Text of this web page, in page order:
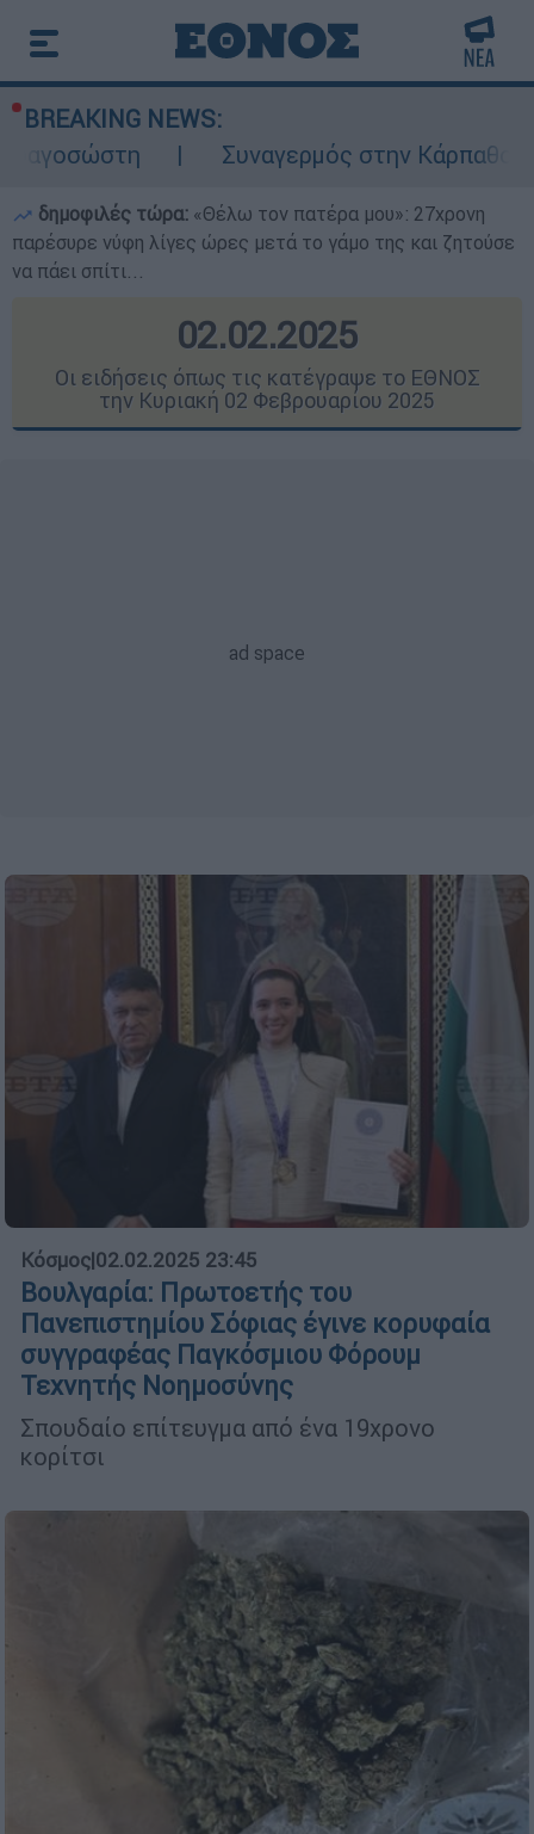
BREAKING NEWS:
Συναγερμός στην Κάρπαθο: Βρέθηκαν
δημοφιλές τώρα: «Θέλω τον πατέρα μου»: 27χρονη
παρέσυρε νύφη λίγες ώρες μετά το γάμο της και ζητούσε
να πάει σπίτι...
02.02.2025
Οι ειδήσεις όπως τις κατέγραψε το ΕΘΝΟΣ
την Κυριακή 02 Φεβρουαρίου 2025
Κόσμος|02.02.2025 23:45
Βουλγαρία: Πρωτοετής του
Πανεπιστημίου Σόφιας έγινε κορυφαία
συγγραφέας Παγκόσμιου Φόρουμ
Τεχνητής Νοημοσύνης
Σπουδαίο επίτευγμα από ένα 19χρονο
κορίτσι